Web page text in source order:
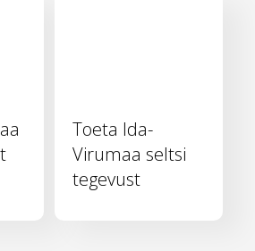
Toeta Ida-
Virumaa seltsi
tegevust